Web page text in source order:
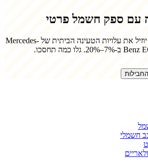
עם ספק חשמל פרטי
את עלויות הטעינה הביתית של Mercedes-
Benz ב-7%–20%. גלו כמה תחסכו.
חשמלי